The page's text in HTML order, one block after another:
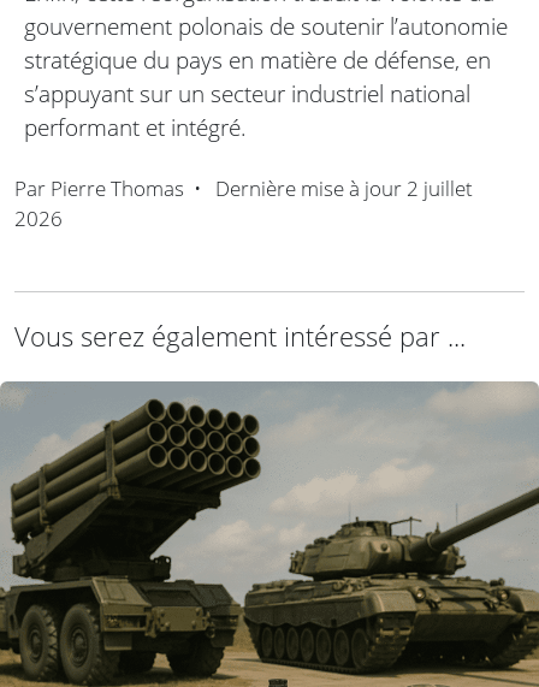
gouvernement polonais de soutenir l’autonomie
stratégique du pays en matière de défense, en
s’appuyant sur un secteur industriel national
performant et intégré.
Par Pierre Thomas • Dernière mise à jour 2 juillet
2026
Vous serez également intéressé par ...